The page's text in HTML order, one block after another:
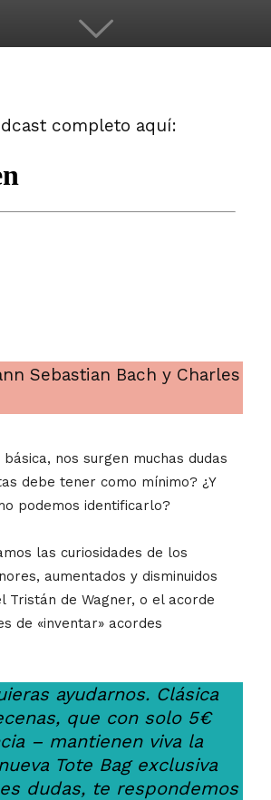
completo aquí:
Sebastian Bach y Charles
nos surgen muchas dudas
debe tener como mínimo? ¿Y
podemos identificarlo?
las curiosidades de los
aumentados y disminuidos
de Wagner, o el acorde
de «inventar» acordes
ayudarnos. Clásica
que con solo 5€
– mantienen viva la
Tote Bag exclusiva
dudas, te respondemos